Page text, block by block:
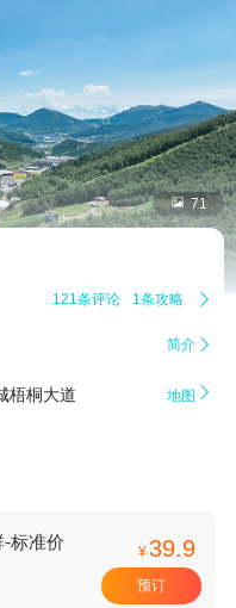
 71
121条评论 1条攻略 
简介 
梧桐大道 地图 
-标准价 ¥39.9
预订